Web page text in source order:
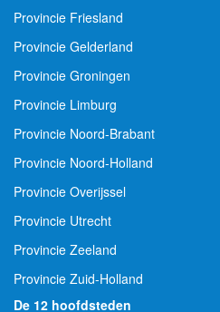
Provincie Friesland
Provincie Gelderland
Provincie Groningen
Provincie Limburg
Provincie Noord-Brabant
Provincie Noord-Holland
Provincie Overijssel
Provincie Utrecht
Provincie Zeeland
Provincie Zuid-Holland
De 12 hoofdsteden